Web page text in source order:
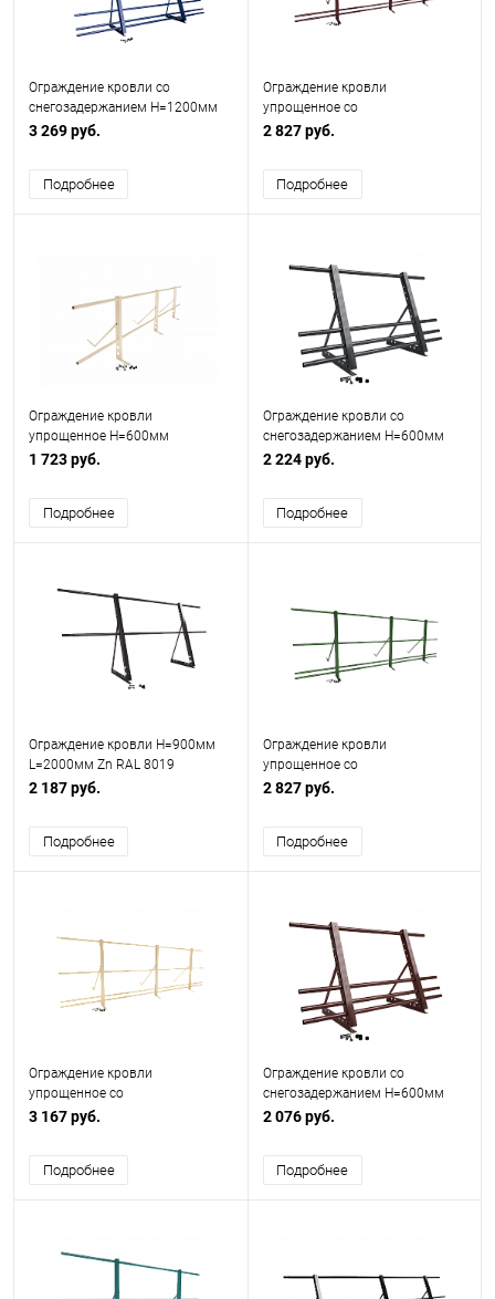
Ограждение кровли со
снегозадержанием H=1200мм
L=2000мм Zn RAL 5002 (5 Труб)
3 269 руб.
Подробнее
Ограждение кровли
упрощенное со
снегозадержанием H=900мм
2 827 руб.
Подробнее
Ограждение кровли
упрощенное H=600мм
L=3000мм Эконом RAL 1015
1 723 руб.
Подробнее
Ограждение кровли со
снегозадержанием H=600мм
L=2000мм Оптимальное RAL
2 224 руб.
Подробнее
Ограждение кровли H=900мм
L=2000мм Zn RAL 8019
2 187 руб.
Подробнее
Ограждение кровли
упрощенное со
снегозадержанием H=900мм
2 827 руб.
Подробнее
Ограждение кровли
упрощенное со
снегозадержанием H=900мм
3 167 руб.
Подробнее
Ограждение кровли со
снегозадержанием H=600мм
L=2000мм Эконом RAL 3009
2 076 руб.
Подробнее